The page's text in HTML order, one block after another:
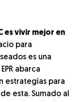
es vivir mejor en
para
es una
abarca
estrategias para
esta. Sumado al